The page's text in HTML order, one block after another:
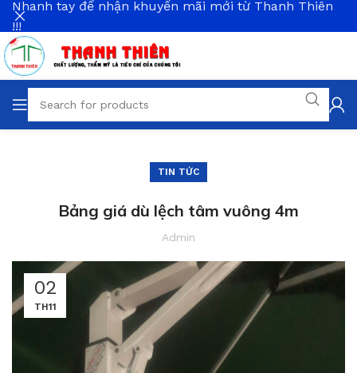
TIN TỨC
Bảng giá dù lệch tâm vuông 4m
Admin
02
TH11
Nhanh tay để nhận khuyến mãi mới từ Thanh Thiên
!!!